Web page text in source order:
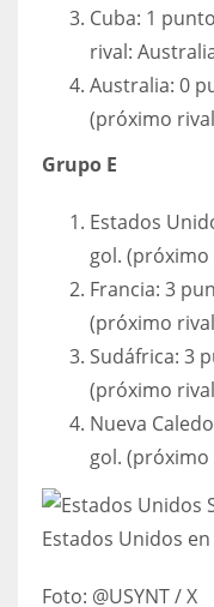
Cuba: 1
rival:
Australia: 0
(próximo
Grupo E
Estados
gol. (próximo
Francia: 3
(próximo
Sudáfrica: 3
(próximo
Nueva
gol. (próximo
Estados Unidos
Foto: @USYNT / X